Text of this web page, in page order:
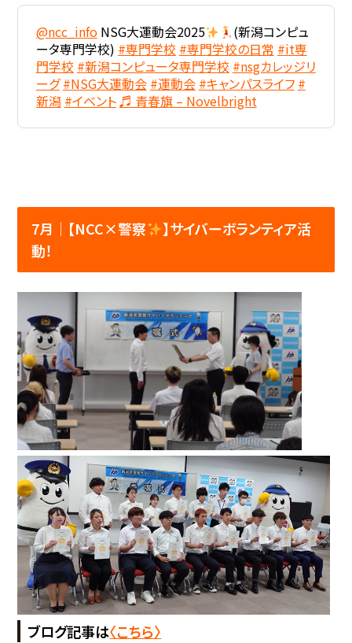
@ncc_infoNSG大運動会2025
(新潟コンピュ
ータ専門学校) #専門学校 #専門学校の日常 #it専
門学校 #新潟コンピュータ専門学校 #nsgカレッジリ
ーグ #NSG大運動会 #運動会 #キャンパスライフ #
新潟 #イベント♬ 青春旗 – Novelbright
7月│【NCC×警察
】サイバーボランティア活
動！
ブログ記事は〈こちら〉